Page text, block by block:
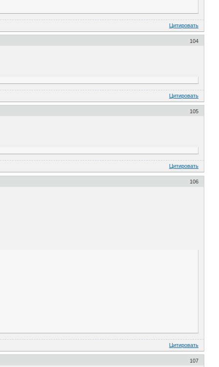
Цитировать
104
Цитировать
105
Цитировать
106
Цитировать
107